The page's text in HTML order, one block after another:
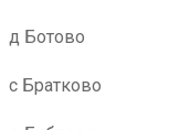
д Ботово
с Братково